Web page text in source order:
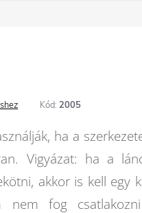
Kód: 2005
ha a
Vigyázat: ha a
akkor is kell egy
nem fog